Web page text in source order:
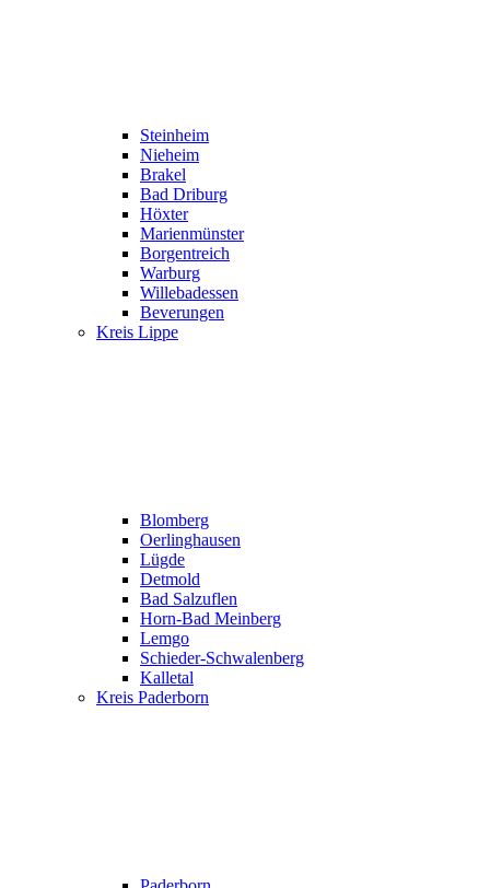
Steinheim
Nieheim
Brakel
Bad Driburg
Höxter
Marienmünster
Borgentreich
Warburg
Willebadessen
Beverungen
Kreis Lippe
Blomberg
Oerlinghausen
Lügde
Detmold
Bad Salzuflen
Horn-Bad Meinberg
Lemgo
Schieder-Schwalenberg
Kalletal
Kreis Paderborn